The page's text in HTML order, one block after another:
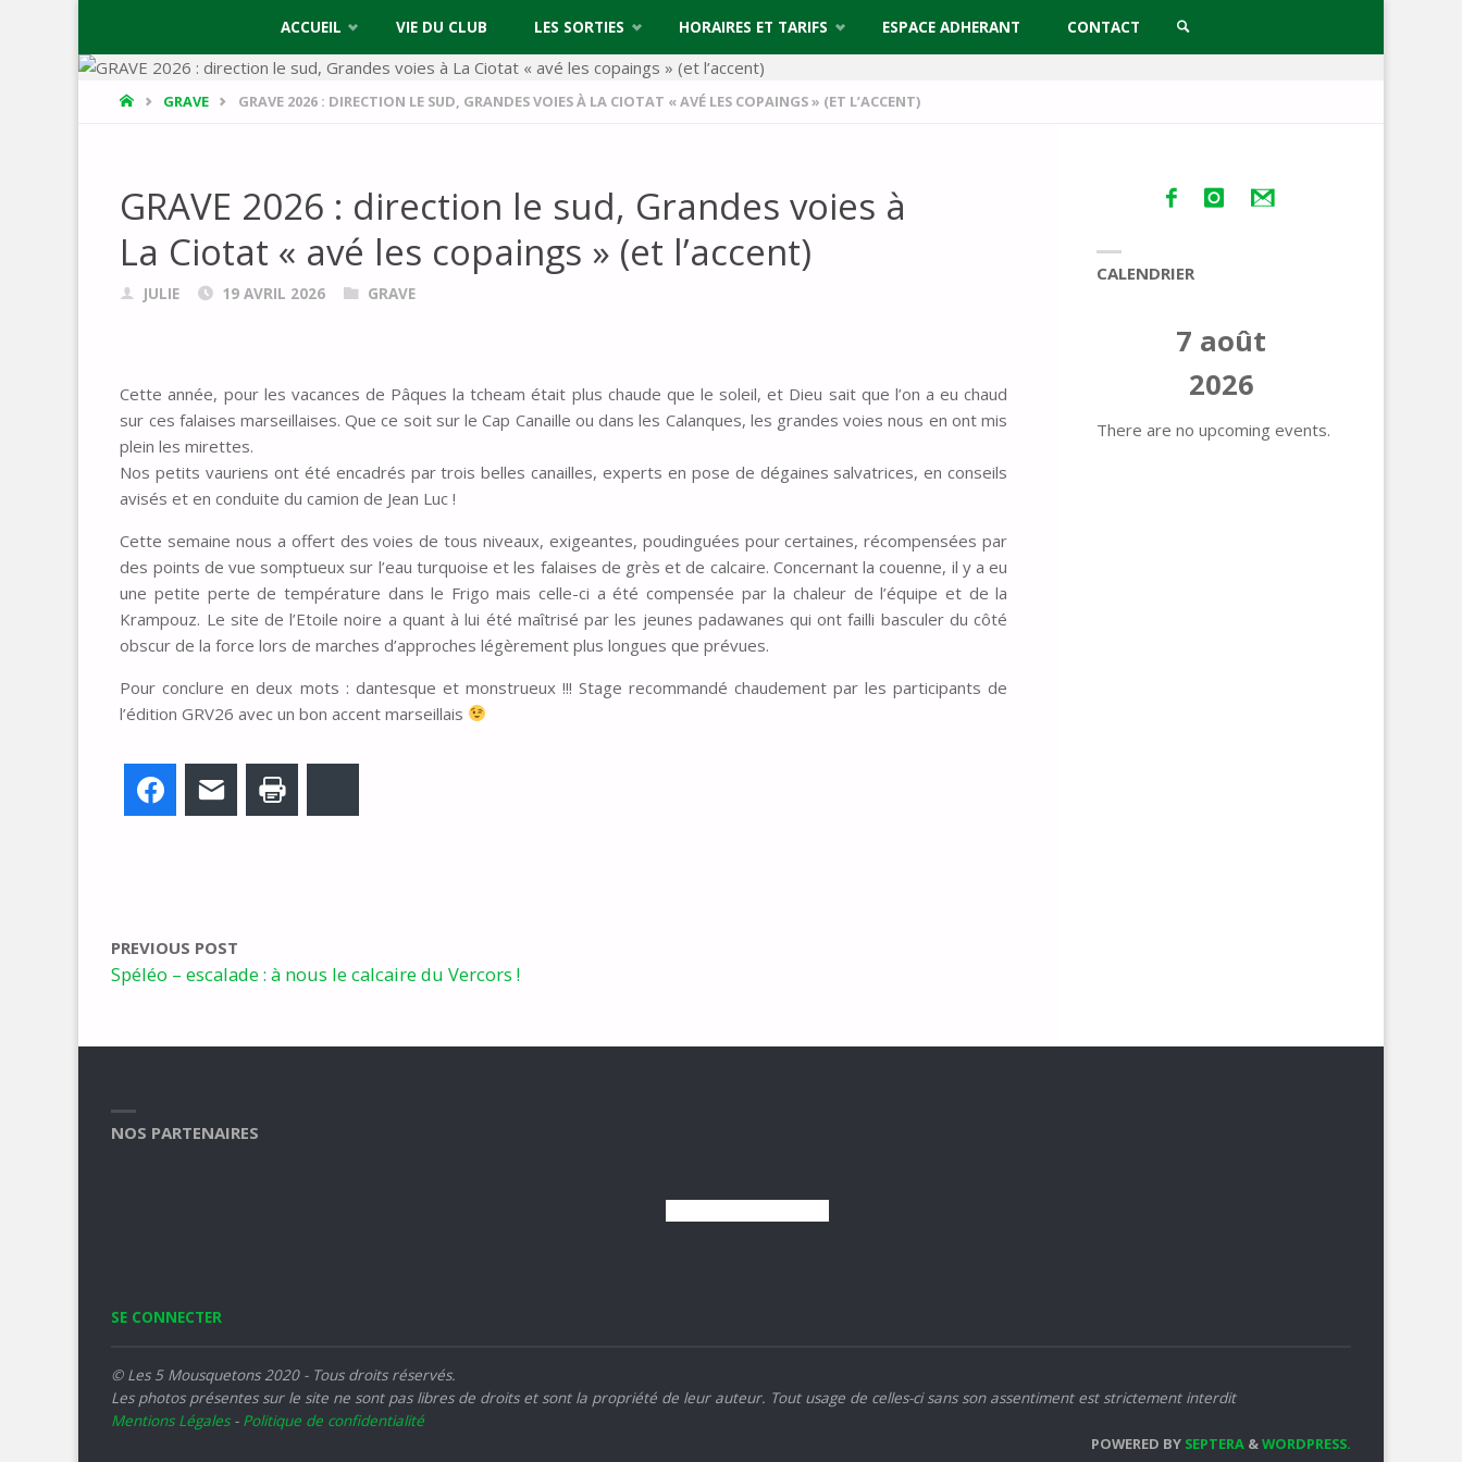
Skip
ACCUEIL VIE DU CLUB LES SORTIES HORAIRES ET TARIFS ESPACE ADHERANT CONTACT
HOMEGRAVE GRAVE 2026 : DIRECTION LE SUD, GRANDES VOIES À LA CIOTAT « AVÉ LES COPAINGS » (ET L’ACCENT)
GRAVE 2026 : direction le sud, Grandes voies à
La Ciotat « avé les copaings » (et l’accent)
JULIE 19 AVRIL 2026 GRAVE
Cette année, pour les vacances de Pâques la tcheam était plus chaude que le soleil, et Dieu sait que l’on a eu chaud
sur ces falaises marseillaises. Que ce soit sur le Cap Canaille ou dans les Calanques, les grandes voies nous en ont mis
plein les mirettes.
Nos petits vauriens ont été encadrés par trois belles canailles, experts en pose de dégaines salvatrices, en conseils
avisés et en conduite du camion de Jean Luc !
Cette semaine nous a offert des voies de tous niveaux, exigeantes, poudinguées pour certaines, récompensées par
des points de vue somptueux sur l’eau turquoise et les falaises de grès et de calcaire. Concernant la couenne, il y a eu
une petite perte de température dans le Frigo mais celle-ci a été compensée par la chaleur de l’équipe et de la
Krampouz. Le site de l’Etoile noire a quant à lui été maîtrisé par les jeunes padawanes qui ont failli basculer du côté
obscur de la force lors de marches d’approches légèrement plus longues que prévues.
Pour conclure en deux mots : dantesque et monstrueux !!! Stage recommandé chaudement par les participants de
l’édition GRV26 avec un bon accent marseillais
FacebookE-mail
PREVIOUS POST
Spéléo – escalade : à nous le calcaire du Vercors !
CALENDRIER
7 août
2026
There are no upcoming events.
NOS PARTENAIRES
SE CONNECTER
© Les 5 Mousquetons 2020 - Tous droits réservés.
Les photos présentes sur le site ne sont pas libres de droits et sont la propriété de leur auteur. Tout usage de celles-ci sans son assentiment est strictement interdit
Mentions Légales- Politique de confidentialité
POWERED BY SEPTERA &WORDPRESS.